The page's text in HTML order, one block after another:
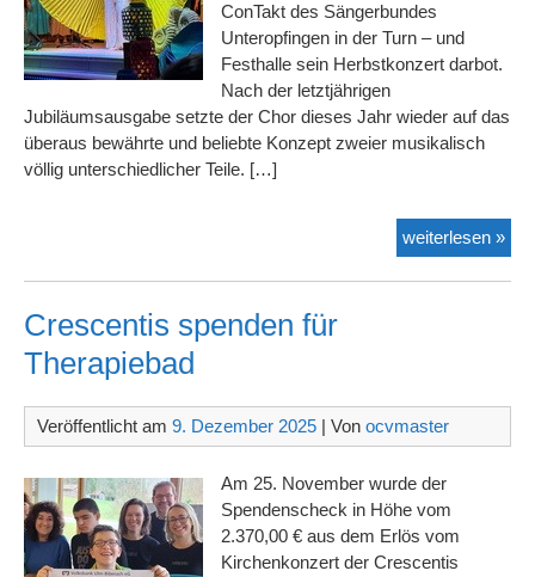
ConTakt des Sängerbundes
Unteropfingen in der Turn – und
Festhalle sein Herbstkonzert darbot.
Nach der letztjährigen
Jubiläumsausgabe setzte der Chor dieses Jahr wieder auf das
überaus bewährte und beliebte Konzept zweier musikalisch
völlig unterschiedlicher Teile. […]
weiterlesen »
der
Crescentis spenden für
Therapiebad
Veröffentlicht am 9. Dezember 2025 | Von ocvmaster
Am 25. November wurde der
Spendenscheck in Höhe vom
2.370,00 € aus dem Erlös vom
Kirchenkonzert der Crescentis